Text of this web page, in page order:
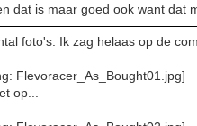
dat is maar goed ook want dat
foto's. Ik zag helaas op de
op...